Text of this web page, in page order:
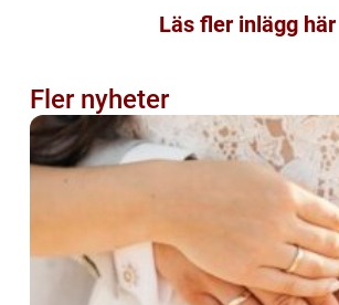
Läs fler inlägg här
Fler nyheter